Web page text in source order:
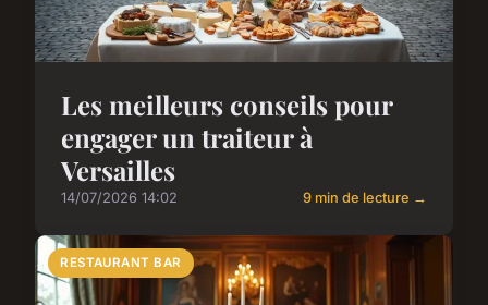
Les meilleurs conseils pour
engager un traiteur à
Versailles
14/07/2026 14:02 9 min de lecture →
RESTAURANT BAR